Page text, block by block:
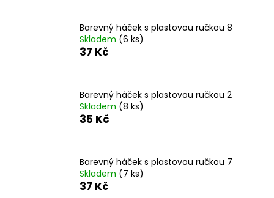
Barevný háček s plastovou ručkou 8
Skladem (6 ks)
37 Kč
Barevný háček s plastovou ručkou 2
Skladem (8 ks)
35 Kč
Barevný háček s plastovou ručkou 7
Skladem (7 ks)
37 Kč